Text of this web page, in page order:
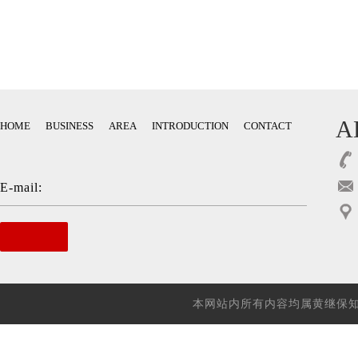
HOME BUSINESS AREA INTRODUCTION CONTACT
E-mail:
本网站内所有内容均属黄继保